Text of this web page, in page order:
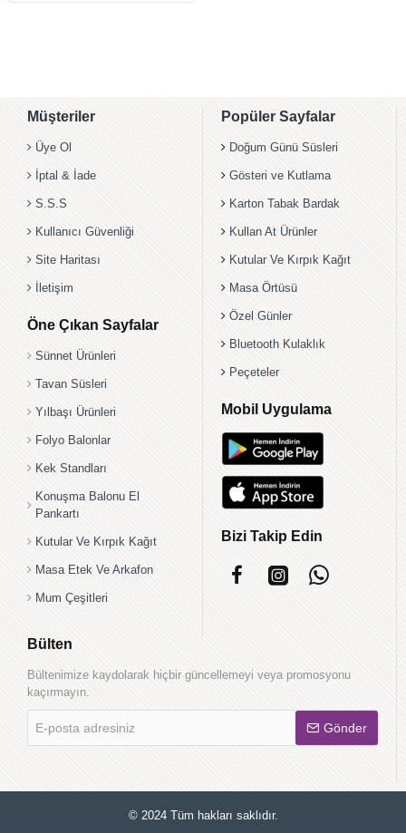
Müşteriler
Üye Ol
İptal & İade
S.S.S
Kullanıcı Güvenliği
Site Haritası
İletişim
Öne Çıkan Sayfalar
Sünnet Ürünleri
Tavan Süsleri
Yılbaşı Ürünleri
Folyo Balonlar
Kek Standları
Konuşma Balonu El
Pankartı
Kutular Ve Kırpık Kağıt
Masa Etek Ve Arkafon
Mum Çeşitleri
Popüler Sayfalar
Doğum Günü Süsleri
Gösteri ve Kutlama
Karton Tabak Bardak
Kullan At Ürünler
Kutular Ve Kırpık Kağıt
Masa Örtüsü
Özel Günler
Bluetooth Kulaklık
Peçeteler
Mobil Uygulama
Bizi Takip Edin
Bülten
Bültenimize kaydolarak hiçbir güncellemeyi veya promosyonu
kaçırmayın.
posta
adresiniz
Gönder
© 2024 Tüm hakları saklıdır.